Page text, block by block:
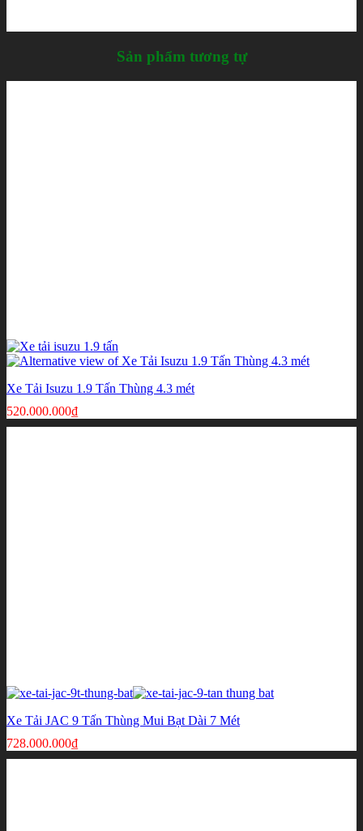
Sản phẩm tương tự
Xe Tải Isuzu 1.9 Tấn Thùng 4.3 mét
520.000.000₫
Xe Tải JAC 9 Tấn Thùng Mui Bạt Dài 7 Mét
728.000.000₫